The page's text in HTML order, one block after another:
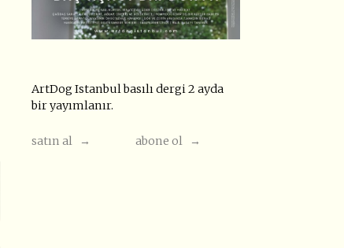
ArtDog Istanbul basılı dergi 2 ayda
bir yayımlanır.
satın al → abone ol →